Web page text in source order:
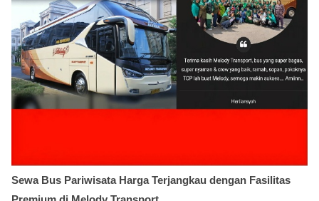
Sewa Bus Pariwisata Harga Terjangkau dengan Fasilitas